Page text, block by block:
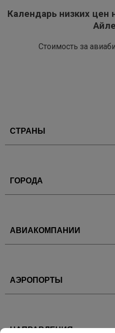
Календарь низких цен
Стоимость за
СТРАНЫ
ГОРОДА
АВИАКОМПАНИИ
АЭРОПОРТЫ
НАПРАВЛЕНИЯ